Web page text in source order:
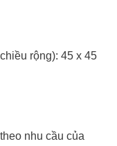
rộng): 45 x 45
nhu cầu của